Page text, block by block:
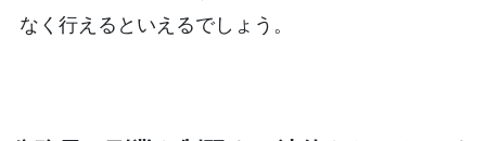
なく行えるといえるでしょう。